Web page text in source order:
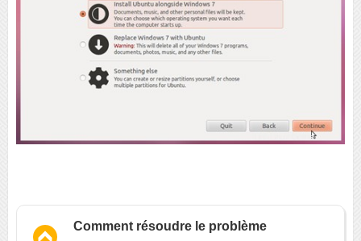
Comment résoudre le problème